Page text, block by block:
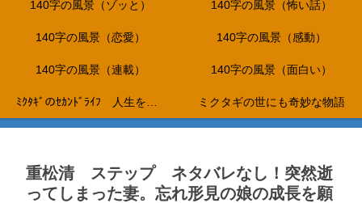
140字の風景（ゾッと） 140字の風景（怖い話）
140字の風景（恋愛） 140字の風景（感動）
140字の風景（連載） 140字の風景（面白い）
ミクタギの世にも奇妙な物語
重松清 ステップ ネタバレなし！突然逝
ってしまった妻。忘れ形見の娘の成長を願